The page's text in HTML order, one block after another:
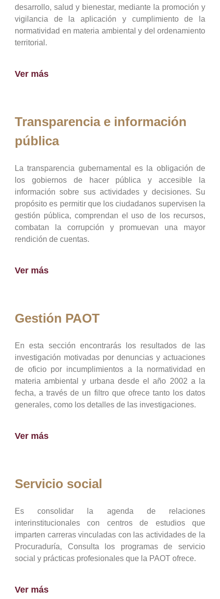
desarrollo, salud y bienestar, mediante la promoción y
vigilancia de la aplicación y cumplimiento de la
normatividad en materia ambiental y del ordenamiento
territorial.
Ver más
Transparencia e información
pública
La transparencia gubernamental es la obligación de
los gobiernos de hacer pública y accesible la
información sobre sus actividades y decisiones. Su
propósito es permitir que los ciudadanos supervisen la
gestión pública, comprendan el uso de los recursos,
combatan la corrupción y promuevan una mayor
rendición de cuentas.
Ver más
Gestión PAOT
En esta sección encontrarás los resultados de las
investigación motivadas por denuncias y actuaciones
de oficio por incumplimientos a la normatividad en
materia ambiental y urbana desde el año 2002 a la
fecha, a través de un filtro que ofrece tanto los datos
generales, como los detalles de las investigaciones.
Ver más
Servicio social
Es consolidar la agenda de relaciones
interinstitucionales con centros de estudios que
imparten carreras vinculadas con las actividades de la
Procuraduría, Consulta los programas de servicio
social y prácticas profesionales que la PAOT ofrece.
Ver más